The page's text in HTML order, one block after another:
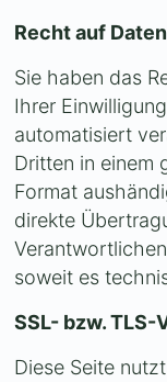
Recht auf
Sie haben das
Ihrer
automatisiert
Dritten in einem
Format
direkte
soweit es
SSL- bzw.
Diese Seite